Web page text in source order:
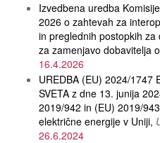
Izvedbena uredba
2026 o zahtevah za
in preglednih postopkih
za zamenjavo dobavitelja
16.4.2026
UREDBA (EU) 2024/1747
SVETA z dne 13. junija
2019/942 in (EU) 2019/
električne energije v Uniji
26.6.2024